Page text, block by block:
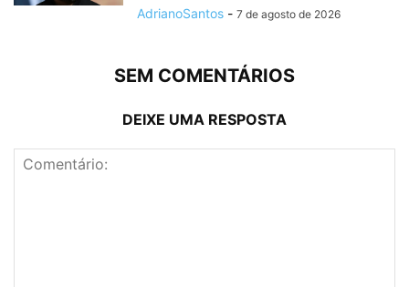
AdrianoSantos - 7 de agosto de 2026
SEM COMENTÁRIOS
DEIXE UMA RESPOSTA